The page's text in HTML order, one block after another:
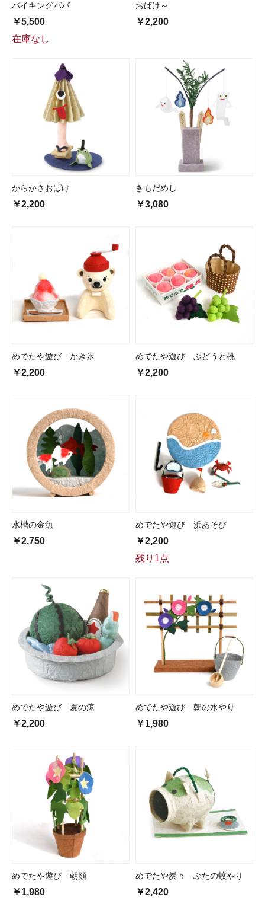
バイキングパパ
￥5,500
在庫なし
おばけ～
￥2,200
からかさおばけ
￥2,200
きもだめし
￥3,080
めでたや遊び かき氷
￥2,200
めでたや遊び ぶどうと桃
￥2,200
水槽の金魚
￥2,750
めでたや遊び 浜あそび
￥2,200
残り1点
めでたや遊び 夏の涼
￥2,200
めでたや遊び 朝の水やり
￥1,980
めでたや遊び 朝顔
￥1,980
めでたや炭々 ぶたの蚊やり
￥2,420